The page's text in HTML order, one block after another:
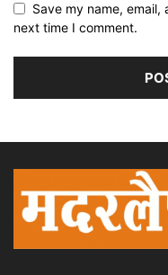
Save my name,
next time I comment.